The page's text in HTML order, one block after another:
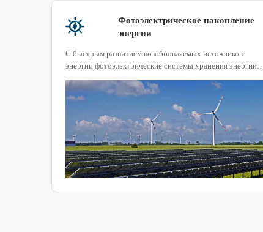
Фотоэлектрическое накопление
энергии
С быстрым развитием возобновляемых источников
энергии фотоэлектрические системы хранения энергии
играют все более важную роль на мировом
энергетическом рынке. Эти системы должны эффективно
функционировать в экстремальных условиях. Поэтому
экологические испытания фотоэлектрических систем
хранения энергии становятся критически важными.
Экологические лаборатории обеспечивают идеальную
платформу для моделирования различных условий
окружающей среды для обеспечения
производительности и долговечности